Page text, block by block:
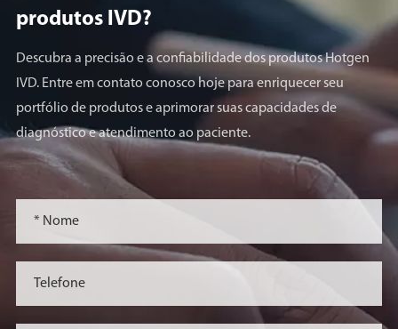
produtos lVD?
Descubra a precisão e a confiabilidade dos produtos Hotgen
IVD. Entre em contato conosco hoje para enriquecer seu
portfólio de produtos e aprimorar suas capacidades de
diagnóstico e atendimento ao paciente.